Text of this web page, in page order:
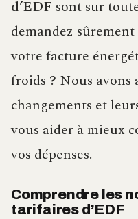
d’EDF sont sur
demandez
votre facture
froids ? Nous avons
changements et
vous aider à mieux
vos dépenses.
Comprendre les
tarifaires d’EDF